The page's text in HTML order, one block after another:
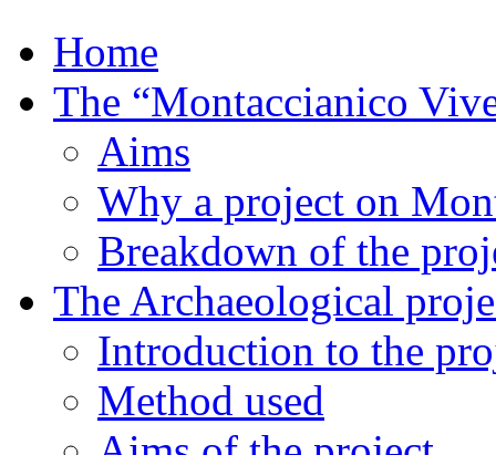
Home
The “Montaccianico
Aims
Why a project on
Breakdown of the
The Archaeological
Introduction to the
Method used